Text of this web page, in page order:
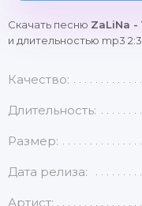
Скачать песню ZaLiNa -
и длительностью mp3
Качество:
Длительность:
Размер:
Дата релиза:
Артист: